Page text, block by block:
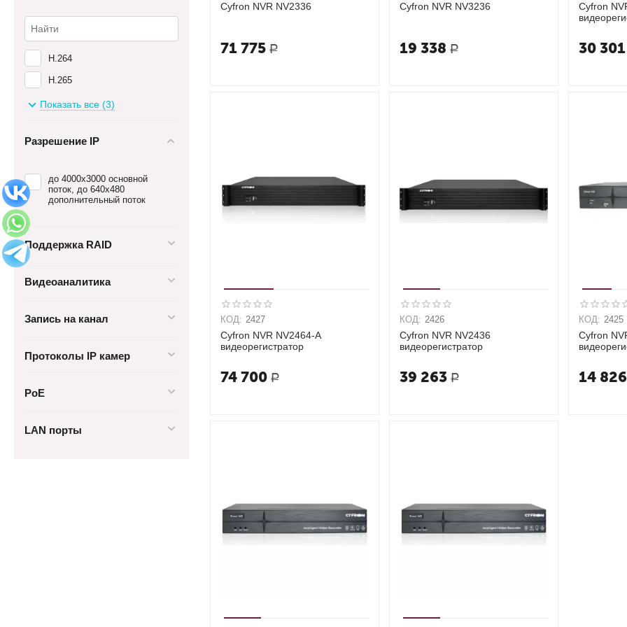
Cyfron NVR NV2336
71 775 Р
Cyfron NVR NV3236
19 338 Р
Cyfron
30 301
КОД: 2427
Cyfron NVR NV2464-A
видеорегистратор
74 700 Р
КОД: 2426
Cyfron NVR NV2436
видеорегистратор
39 263 Р
КОД: 2425
Cyfron
14 826
H.264
H.265
H.265+(S.265)
Показать все (3)
Разрешение IP
до 4000х3000 основной
поток, до 640х480
дополнительный поток
Поддержка RAID
Видеоаналитика
Запись на канал
Протоколы IP камер
PoE
LAN порты